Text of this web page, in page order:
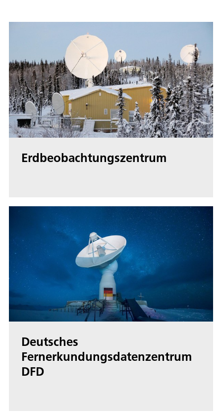
Erdbeobachtungszentrum
Deutsches
Fernerkundungsdatenzentrum
DFD